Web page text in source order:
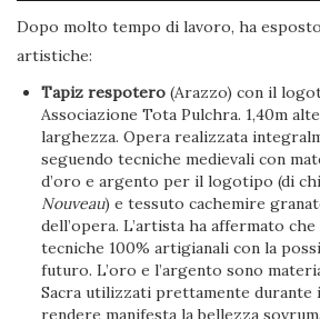
Dopo molto tempo di lavoro, ha
artistiche:
Tapiz respotero (Arazzo) con il
Associazione Tota Pulchra. 1,40m
larghezza. Opera realizzata
seguendo tecniche medievali con
d’oro e argento per il logotipo (di
Nouveau) e tessuto cachemire
dell’opera. L’artista ha affermato
tecniche 100% artigianali con la
futuro. L’oro e l’argento sono
Sacra utilizzati prettamente durante